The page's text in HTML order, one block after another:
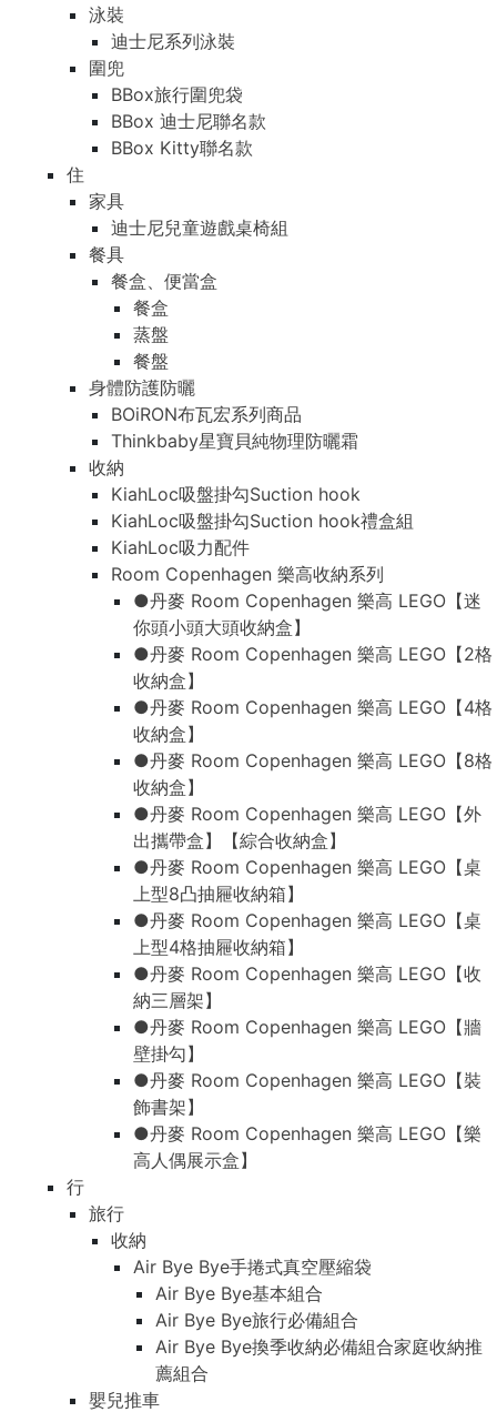
泳裝
迪士尼系列泳裝
圍兜
BBox旅行圍兜袋
BBox 迪士尼聯名款
BBox Kitty聯名款
住
家具
迪士尼兒童遊戲桌椅組
餐具
餐盒、便當盒
餐盒
蒸盤
餐盤
身體防護防曬
BOiRON布瓦宏系列商品
Thinkbaby星寶貝純物理防曬霜
收納
KiahLoc吸盤掛勾Suction hook
KiahLoc吸盤掛勾Suction hook禮盒組
KiahLoc吸力配件
Room Copenhagen 樂高收納系列
●丹麥 Room Copenhagen 樂高 LEGO【迷
你頭小頭大頭收納盒】
●丹麥 Room Copenhagen 樂高 LEGO【2格
收納盒】
●丹麥 Room Copenhagen 樂高 LEGO【4格
收納盒】
●丹麥 Room Copenhagen 樂高 LEGO【8格
收納盒】
●丹麥 Room Copenhagen 樂高 LEGO【外
出攜帶盒】【綜合收納盒】
●丹麥 Room Copenhagen 樂高 LEGO【桌
上型8凸抽屜收納箱】
●丹麥 Room Copenhagen 樂高 LEGO【桌
上型4格抽屜收納箱】
●丹麥 Room Copenhagen 樂高 LEGO【收
納三層架】
●丹麥 Room Copenhagen 樂高 LEGO【牆
壁掛勾】
●丹麥 Room Copenhagen 樂高 LEGO【裝
飾書架】
●丹麥 Room Copenhagen 樂高 LEGO【樂
高人偶展示盒】
行
旅行
收納
Air Bye Bye手捲式真空壓縮袋
Air Bye Bye基本組合
Air Bye Bye旅行必備組合
Air Bye Bye換季收納必備組合家庭收納推
薦組合
嬰兒推車